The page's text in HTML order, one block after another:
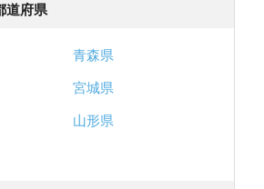
道府県
青森県
宮城県
山形県